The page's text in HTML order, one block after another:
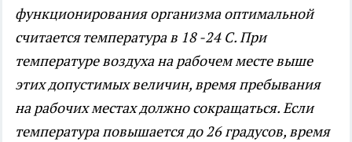
функционирования организма оптимальной
считается температура в 18 -24 С. При
температуре воздуха на рабочем месте выше
этих допустимых величин, время пребывания
на рабочих местах должно сокращаться. Если
температура повышается до 26 градусов, время